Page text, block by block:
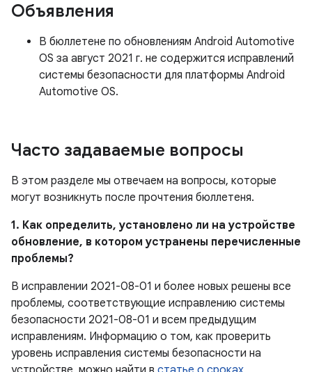
Объявления
В бюллетене по обновлениям Android Automotive
OS за август 2021 г. не содержится исправлений
системы безопасности для платформы Android
Automotive OS.
Часто задаваемые вопросы
В этом разделе мы отвечаем на вопросы, которые
могут возникнуть после прочтения бюллетеня.
1. Как определить, установлено ли на устройстве
обновление, в котором устранены перечисленные
проблемы?
В исправлении 2021-08-01 и более новых решены все
проблемы, соответствующие исправлению системы
безопасности 2021-08-01 и всем предыдущим
исправлениям. Информацию о том, как проверить
уровень исправления системы безопасности на